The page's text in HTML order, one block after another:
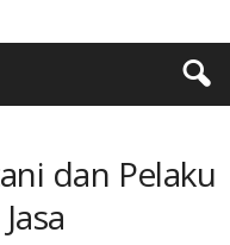
dan Pelaku